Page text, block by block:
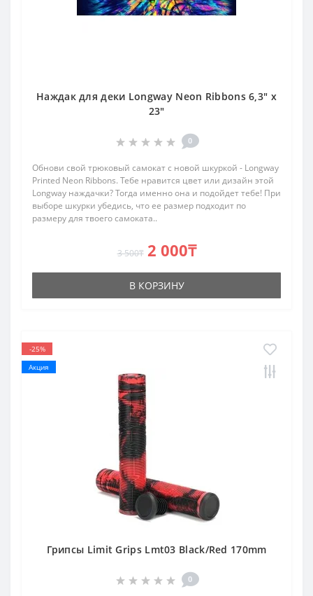
Наждак для деки Longway Neon Ribbons 6,3" x
23"
0
Обнови свой трюковый самокат с новой шкуркой - Longway
Printed Neon Ribbons. Тебе нравится цвет или дизайн этой
Longway наждачки? Тогда именно она и подойдет тебе! При
выборе шкурки убедись, что ее размер подходит по
размеру для твоего самоката..
3 500₸ 2 000₸
В КОРЗИНУ
-25%
Акция
Грипсы Limit Grips Lmt03 Black/Red 170mm
0